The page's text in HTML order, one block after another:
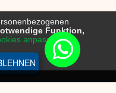
Funktion,
anpassen...